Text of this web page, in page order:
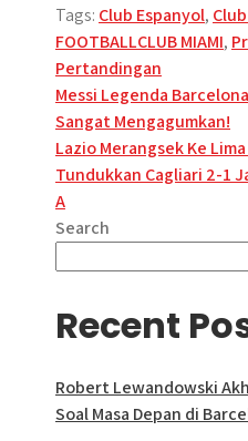
Tags: Club Espanyol,
FOOTBALLCLUB MIAMI,
Pertandingan
Post
Messi Legenda
Sangat Mengagumkan!
Lazio Merangsek Ke
Tundukkan Cagliari 2-1
A
Search
Recent
Robert Lewandowski
Soal Masa Depan di